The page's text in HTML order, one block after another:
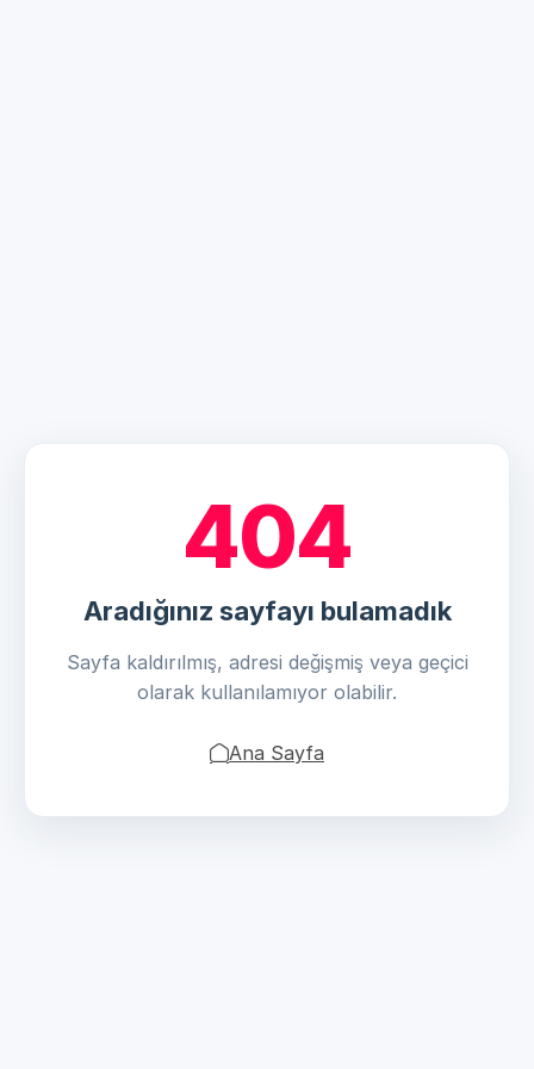
404
Aradığınız sayfayı bulamadık
Sayfa kaldırılmış, adresi değişmiş veya geçici
olarak kullanılamıyor olabilir.
Ana Sayfa